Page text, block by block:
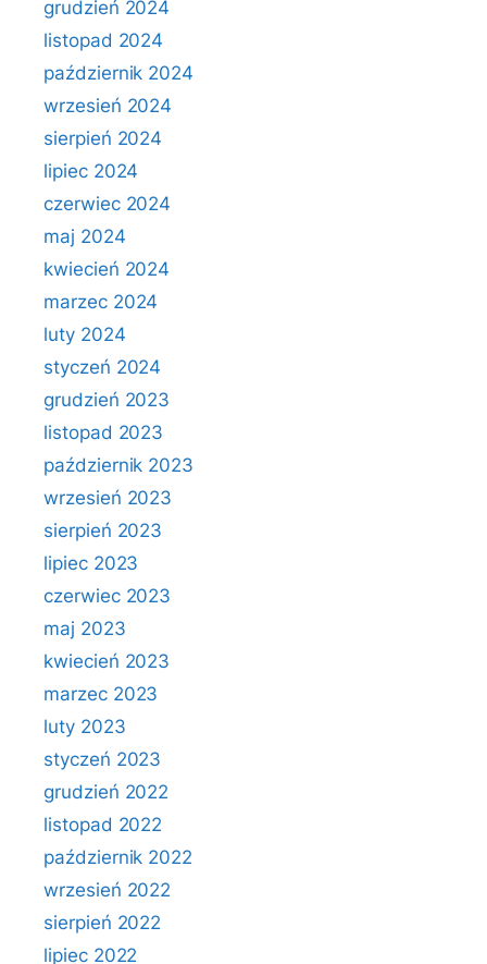
grudzień 2024
listopad 2024
październik 2024
wrzesień 2024
sierpień 2024
lipiec 2024
czerwiec 2024
maj 2024
kwiecień 2024
marzec 2024
luty 2024
styczeń 2024
grudzień 2023
listopad 2023
październik 2023
wrzesień 2023
sierpień 2023
lipiec 2023
czerwiec 2023
maj 2023
kwiecień 2023
marzec 2023
luty 2023
styczeń 2023
grudzień 2022
listopad 2022
październik 2022
wrzesień 2022
sierpień 2022
lipiec 2022